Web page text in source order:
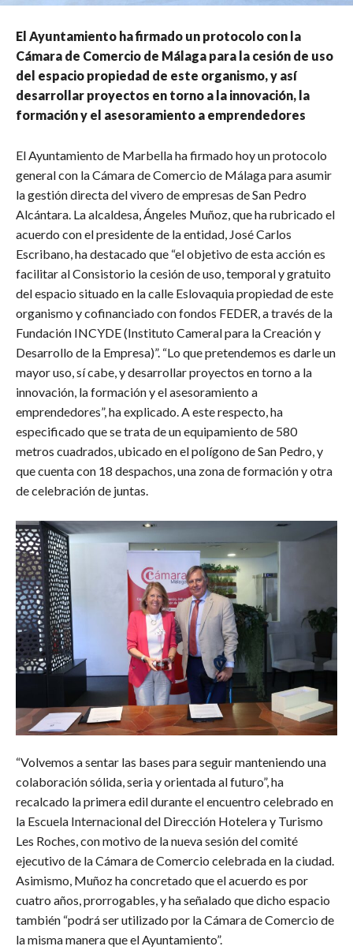
El Ayuntamiento ha firmado un protocolo con la
Cámara de Comercio de Málaga para la cesión de uso
del espacio propiedad de este organismo, y así
desarrollar proyectos en torno a la innovación, la
formación y el asesoramiento a emprendedores
El Ayuntamiento de Marbella ha firmado hoy un protocolo
general con la Cámara de Comercio de Málaga para asumir
la gestión directa del vivero de empresas de San Pedro
Alcántara. La alcaldesa, Ángeles Muñoz, que ha rubricado el
acuerdo con el presidente de la entidad, José Carlos
Escribano, ha destacado que “el objetivo de esta acción es
facilitar al Consistorio la cesión de uso, temporal y gratuito
del espacio situado en la calle Eslovaquia propiedad de este
organismo y cofinanciado con fondos FEDER, a través de la
Fundación INCYDE (Instituto Cameral para la Creación y
Desarrollo de la Empresa)”. “Lo que pretendemos es darle un
mayor uso, sí cabe, y desarrollar proyectos en torno a la
innovación, la formación y el asesoramiento a
emprendedores”, ha explicado. A este respecto, ha
especificado que se trata de un equipamiento de 580
metros cuadrados, ubicado en el polígono de San Pedro, y
que cuenta con 18 despachos, una zona de formación y otra
de celebración de juntas.
“Volvemos a sentar las bases para seguir manteniendo una
colaboración sólida, seria y orientada al futuro”, ha
recalcado la primera edil durante el encuentro celebrado en
la Escuela Internacional del Dirección Hotelera y Turismo
Les Roches, con motivo de la nueva sesión del comité
ejecutivo de la Cámara de Comercio celebrada en la ciudad.
Asimismo, Muñoz ha concretado que el acuerdo es por
cuatro años, prorrogables, y ha señalado que dicho espacio
también “podrá ser utilizado por la Cámara de Comercio de
la misma manera que el Ayuntamiento”.